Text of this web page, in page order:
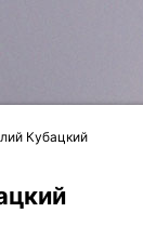
Кубацкий